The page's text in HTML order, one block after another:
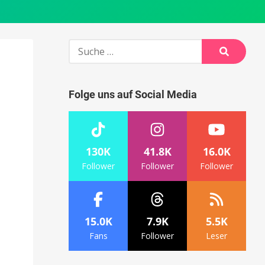
Suche
Suche
Folge uns auf Social Media
130K
Follower
41.8K
Follower
16.0K
Follower
15.0K
Fans
7.9K
Follower
5.5K
Leser